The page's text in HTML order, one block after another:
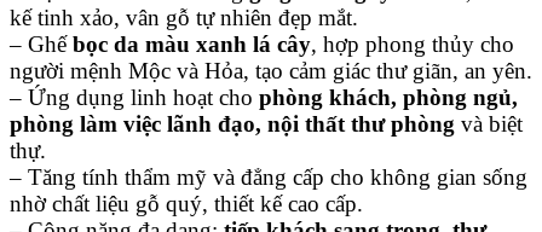
kế tinh xảo, vân gỗ tự nhiên đẹp mắt.
– Ghếbọc da màu xanh lá cây, hợp phong thủy cho
người mệnh Mộc và Hỏa, tạo cảm giác thư giãn, an yên.
– Ứng dụng linh hoạt cho phòng khách, phòng ngủ,
phòng làm việc lãnh đạo, nội thất thư phòng và biệt
thự.
– Tăng tính thẩm mỹ và đẳng cấp cho không gian sống
nhờ chất liệu gỗ quý, thiết kế cao cấp.